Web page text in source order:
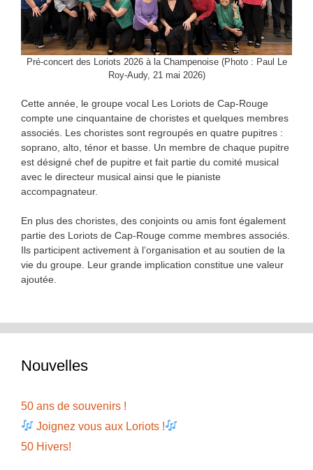
Pré-concert des Loriots 2026 à la Champenoise (Photo : Paul Le
Roy-Audy, 21 mai 2026)
Cette année, le groupe vocal Les Loriots de Cap-Rouge
compte une cinquantaine de choristes et quelques membres
associés. Les choristes sont regroupés en quatre pupitres :
soprano, alto, ténor et basse. Un membre de chaque pupitre
est désigné chef de pupitre et fait partie du comité musical
avec le directeur musical ainsi que le pianiste
accompagnateur.
En plus des choristes, des conjoints ou amis font également
partie des Loriots de Cap-Rouge comme membres associés.
Ils participent activement à l’organisation et au soutien de la
vie du groupe. Leur grande implication constitue une valeur
ajoutée.
Nouvelles
50 ans de souvenirs !
Joignez vous aux Loriots !
50 Hivers!